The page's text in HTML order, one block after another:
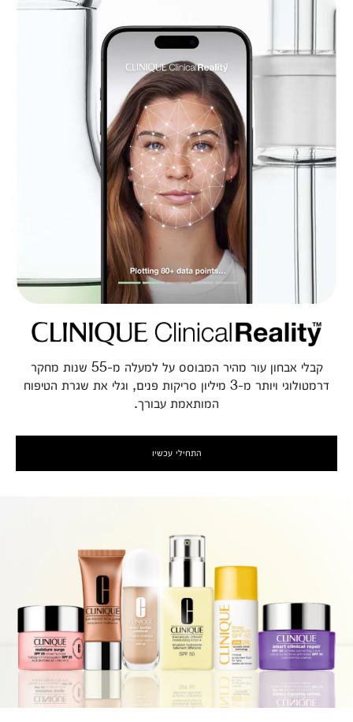
קבלי אבחון עור מהיר המבוסס על למעלה מ-55 שנות מחקר
דרמטולוגי ויותר מ-3 מיליון סריקות פנים, וגלי את שגרת הטיפוח
המותאמת עבורך.
התחילי עכשיו